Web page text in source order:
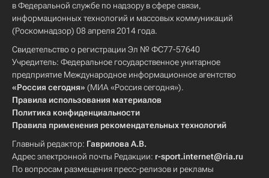
в Федеральной службе по надзору в сфере связи,
информационных технологий и массовых коммуникаций
(Роскомнадзор) 08 апреля 2014 года.
Свидетельство о регистрации Эл № ФС77-57640
Учредитель: Федеральное государственное унитарное
предприятие Международное информационное агентство
«Россия сегодня» (МИА «Россия сегодня»).
Правила использования материалов
Политика конфиденциальности
Правила применения рекомендательных технологий
Главный редактор: Гаврилова А.В.
Адрес электронной почты Редакции: r-sport.internet@ria.ru
По вопросам размещения пресс-релизов и рекламы